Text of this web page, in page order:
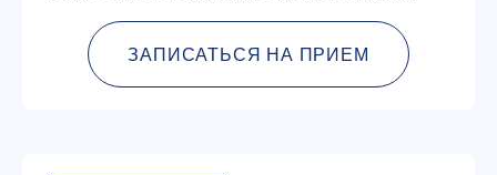
ЗАПИСАТЬСЯ НА ПРИЕМ